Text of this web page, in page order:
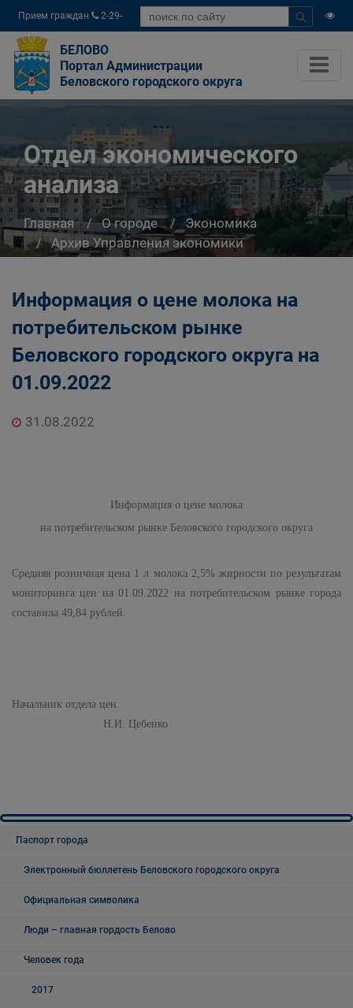
Прием граждан
2-29-
04
БЕЛОВО
Портал Администрации
Беловского городского округа
Отдел экономического
анализа
Главная О городе
Экономика
Архив Управления экономики
Отдел экономического анализа
Информация о цене молока на
потребительском рынке
Беловского городского округа на
01.09.2022
31.08.2022
Информация о цене молока
на потребительском рынке Беловского городского округа
Средняя розничная цена 1 л молока 2,5% жирности по результатам
мониторинга цен на 01.09.2022 на потребительском рынке города
составила 49,84 рублей.
Начальник отдела цен
Н.И. Цебенко
Паспорт города
Электронный бюллетень Беловского городского округа
Официальная символика
Люди – главная гордость Белово
Человек года
2017